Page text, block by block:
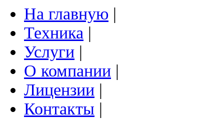
На главную |
Техника |
Услуги |
О компании |
Лицензии |
Контакты |